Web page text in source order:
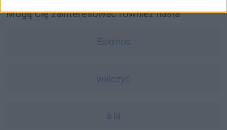
Mogą Cię zainteresować również hasła
Eskimos
wałczyć
à la